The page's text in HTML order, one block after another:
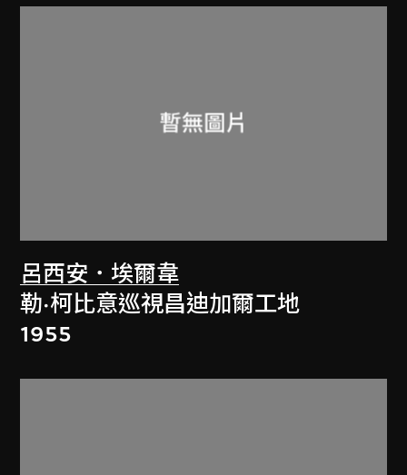
呂西安．埃爾韋
勒·柯比意巡視昌迪加爾工地
1955